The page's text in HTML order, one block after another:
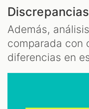
Además,
comparada con
diferencias en